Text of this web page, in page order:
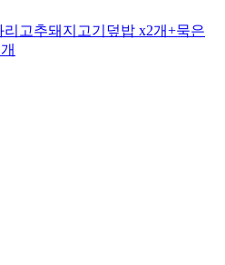
고추돼지고기덮밥 x2개+묵은